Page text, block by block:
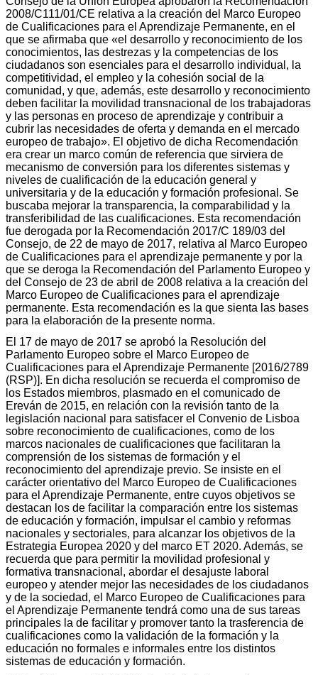
2008/C111/01/CE relativa a la creación del Marco Europeo
de Cualificaciones para el Aprendizaje Permanente, en el
que se afirmaba que «el desarrollo y reconocimiento de los
conocimientos, las destrezas y la competencias de los
ciudadanos son esenciales para el desarrollo individual, la
competitividad, el empleo y la cohesión social de la
comunidad, y que, además, este desarrollo y reconocimiento
deben facilitar la movilidad transnacional de los trabajadoras
y las personas en proceso de aprendizaje y contribuir a
cubrir las necesidades de oferta y demanda en el mercado
europeo de trabajo». El objetivo de dicha Recomendación
era crear un marco común de referencia que sirviera de
mecanismo de conversión para los diferentes sistemas y
niveles de cualificación de la educación general y
universitaria y de la educación y formación profesional. Se
buscaba mejorar la transparencia, la comparabilidad y la
transferibilidad de las cualificaciones. Esta recomendación
fue derogada por la Recomendación 2017/C 189/03 del
Consejo, de 22 de mayo de 2017, relativa al Marco Europeo
de Cualificaciones para el aprendizaje permanente y por la
que se deroga la Recomendación del Parlamento Europeo y
del Consejo de 23 de abril de 2008 relativa a la creación del
Marco Europeo de Cualificaciones para el aprendizaje
permanente. Esta recomendación es la que sienta las bases
para la elaboración de la presente norma.
El 17 de mayo de 2017 se aprobó la Resolución del
Parlamento Europeo sobre el Marco Europeo de
Cualificaciones para el Aprendizaje Permanente [2016/2789
(RSP)]. En dicha resolución se recuerda el compromiso de
los Estados miembros, plasmado en el comunicado de
Ereván de 2015, en relación con la revisión tanto de la
legislación nacional para satisfacer el Convenio de Lisboa
sobre reconocimiento de cualificaciones, como de los
marcos nacionales de cualificaciones que facilitaran la
comprensión de los sistemas de formación y el
reconocimiento del aprendizaje previo. Se insiste en el
carácter orientativo del Marco Europeo de Cualificaciones
para el Aprendizaje Permanente, entre cuyos objetivos se
destacan los de facilitar la comparación entre los sistemas
de educación y formación, impulsar el cambio y reformas
nacionales y sectoriales, para alcanzar los objetivos de la
Estrategia Europea 2020 y del marco ET 2020. Además, se
recuerda que para permitir la movilidad profesional y
formativa transnacional, abordar el desajuste laboral
europeo y atender mejor las necesidades de los ciudadanos
y de la sociedad, el Marco Europeo de Cualificaciones para
el Aprendizaje Permanente tendrá como una de sus tareas
principales la de facilitar y promover tanto la trasferencia de
cualificaciones como la validación de la formación y la
educación no formales e informales entre los distintos
sistemas de educación y formación.